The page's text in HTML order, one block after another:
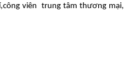
viên trung tâm thương mại,